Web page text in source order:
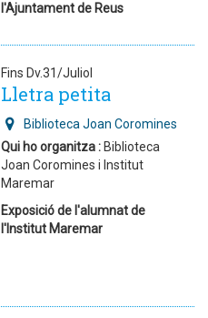
l'Ajuntament de Reus
Fins Dv.31/Juliol
Lletra petita
Biblioteca Joan Coromines
Qui ho organitza : Biblioteca
Joan Coromines i Institut
Maremar
Exposició de l'alumnat de
l'Institut Maremar